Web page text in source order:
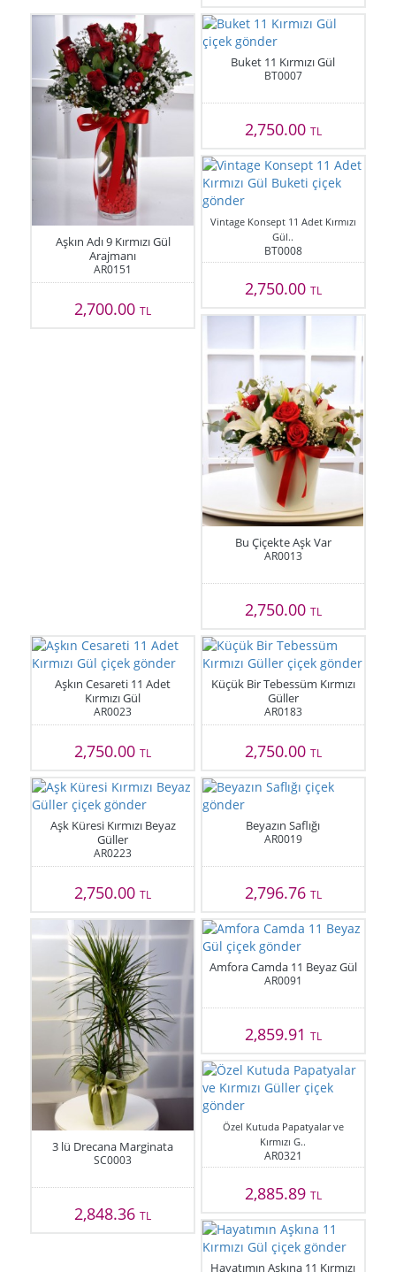
Aşkın Adı 9 Kırmızı Gül
Arajmanı
AR0151
2,700.00TL
Buket 11 Kırmızı Gül
BT0007
2,750.00 TL
Vintage Konsept 11 Adet Kırmızı
Gül..
BT0008
2,750.00 TL
Bu Çiçekte Aşk Var
AR0013
2,750.00 TL
Aşkın Cesareti 11 Adet
Kırmızı Gül
AR0023
2,750.00TL
Küçük Bir Tebessüm Kırmızı
Güller
AR0183
2,750.00 TL
Aşk Küresi Kırmızı Beyaz
Güller
AR0223
2,750.00TL
Beyazın Saflığı
AR0019
2,796.76 TL
3 lü Drecana Marginata
SC0003
2,848.36TL
Amfora Camda 11 Beyaz Gül
AR0091
2,859.91 TL
Özel Kutuda Papatyalar ve
Kırmızı G..
AR0321
2,885.89 TL
Hayatımın Aşkına 11 Kırmızı